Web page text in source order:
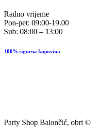
Radno vrijeme
Pon-pet: 09:00-19.00
Sub: 08:00 – 13:00
100% sigurna kupovina
Party Shop Balončić, obrt ©